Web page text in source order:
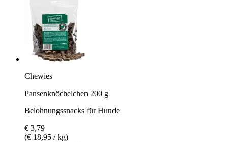
Chewies
Pansenknöchelchen 200 g
Belohnungssnacks für Hunde
€ 3,79
(€ 18,95 / kg)